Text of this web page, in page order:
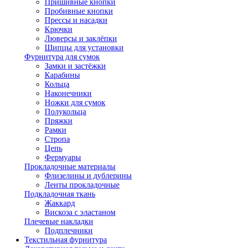
Пришивные кнопки
Пробивные кнопки
Прессы и насадки
Крючки
Люверсы и заклёпки
Щипцы для установки
Фурнитура для сумок
Замки и застёжки
Карабины
Кольца
Наконечники
Ножки для сумок
Полукольца
Пряжки
Рамки
Стропа
Цепь
Фермуары
Прокладочные материалы
Флизелины и дублерины
Ленты прокладочные
Подкладочная ткань
Жаккард
Вискоза с эластаном
Плечевые накладки
Подплечники
Текстильная фурнитура